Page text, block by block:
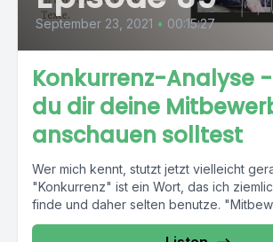
September 23, 2021 • 00:15:27
Konkurrenz-Analyse
du dir deine
anschauen solltest
Wer mich kennt, stutzt jetzt vielleicht
"Konkurrenz" ist ein Wort, das ich
finde und daher selten benutze.